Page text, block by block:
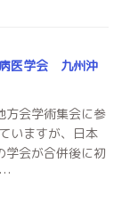
病医学会 九州沖
会学術集会に参
いますが、日本
学会が合併後に初
…